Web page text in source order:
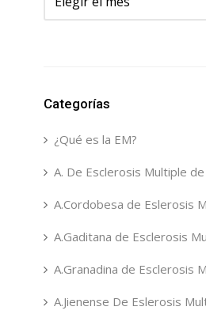
Categorías
¿Qué es la EM?
A. De Esclerosis Multiple
A.Cordobesa de Eslerosis
A.Gaditana de Esclerosis
A.Granadina de Esclerosis
A.Jienense De Eslerosis